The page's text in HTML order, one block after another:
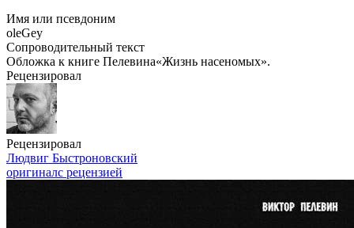
Имя или псевдоним
oleGey
Сопроводительный текст
Обложка к книге Пелевина«Жизнь насеномых».
Рецензировал
Рецензировал
Людвиг Быстроновский
оригиналс рецензией